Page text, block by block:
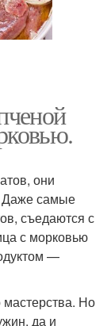
они
Даже самые
съедаются с
с морковью
—
мастерства. Но
да и